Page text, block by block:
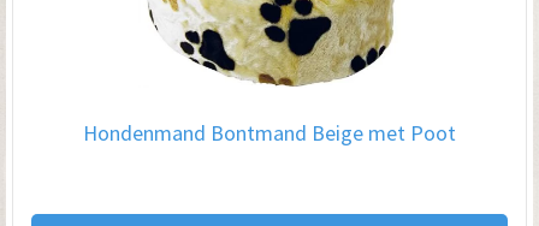
Hondenmand Bontmand Beige met Poot
Dit